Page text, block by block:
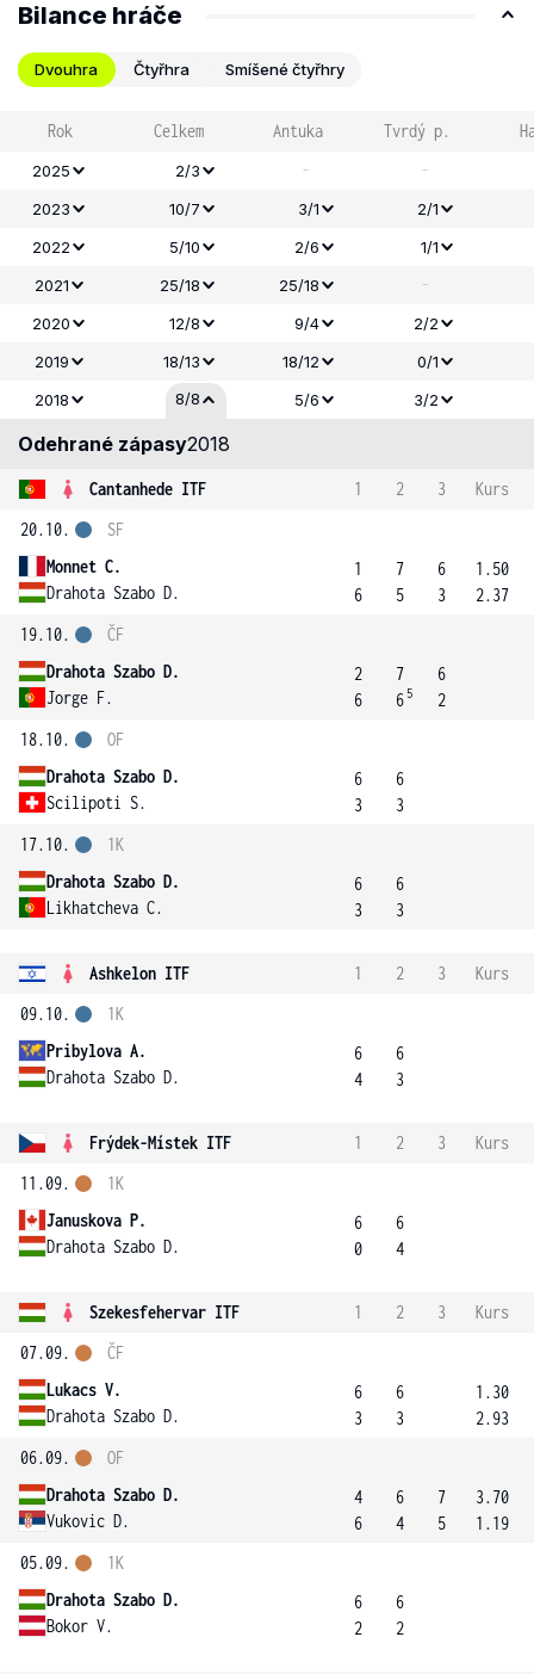
Bilance hráče
Dvouhra Čtyřhra Smíšené čtyřhry
Rok Celkem Antuka Tvrdý p.
2025 2/3 - -
2023 10/7 3/1
2/1
2022
5/10 2/6 1/1
2021
25/18 25/18 -
2020 12/8 9/4
2/2
2019
18/13 18/12
0/1
2018
8/8 5/6 3/2
Odehrané zápasy2018
Cantanhede ITF 1 2 3
Kurs
20.10.
Monnet C.
Drahota Szabo D.
SF
1
6
7
5
6
3
1.50
2.37
19.10.
Drahota Szabo D.
Jorge F.
ČF
2
6
7
6 5
6
2
18.10.
Drahota Szabo D.
Scilipoti S.
OF
6
3
6
3
17.10.
Drahota Szabo D.
Likhatcheva C.
1K
6
3
6
3
Ashkelon ITF 1 2 3
Kurs
09.10.
Pribylova A.
Drahota Szabo D.
1K
6
4
6
3
Frýdek-Místek ITF 1 2 3
Kurs
11.09.
Januskova P.
Drahota Szabo D.
1K
6
0
6
4
Szekesfehervar ITF 1 2 3
Kurs
07.09.
Lukacs V.
Drahota Szabo D.
ČF
6
3
6
3
1.30
2.93
06.09.
Drahota Szabo D.
Vukovic D.
OF
4
6
6
4
7
5
3.70
1.19
05.09.
Drahota Szabo D.
Bokor V.
1K
6
2
6
2